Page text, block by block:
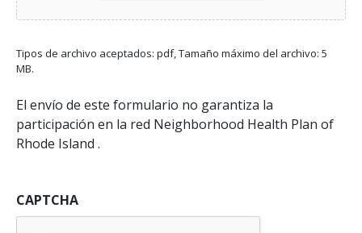
Tipos de archivo aceptados: pdf, Tamaño máximo del archivo: 5
MB.
El envío de este formulario no garantiza la
participación en la red Neighborhood Health Plan of
Rhode Island .
CAPTCHA